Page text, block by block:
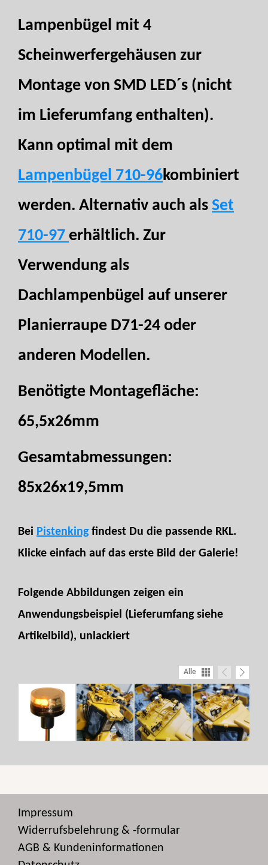
Lampenbügel mit 4
Scheinwerfergehäusen zur
Montage von SMD LED´s (nicht
im Lieferumfang enthalten).
Kann optimal mit dem
Lampenbügel 710-96kombiniert
werden. Alternativ auch als Set
710-97 erhältlich. Zur
Verwendung als
Dachlampenbügel auf unserer
Planierraupe D71-24 oder
anderen Modellen.
Benötigte Montagefläche:
65,5x26mm
Gesamtabmessungen:
85x26x19,5mm
Bei Pistenkingfindest Du die passende RKL.
Klicke einfach auf das erste Bild der Galerie!
Folgende Abbildungen zeigen ein
Anwendungsbeispiel (Lieferumfang siehe
Artikelbild), unlackiert
Alle
Impressum
Widerrufsbelehrung & -formular
AGB & Kundeninformationen